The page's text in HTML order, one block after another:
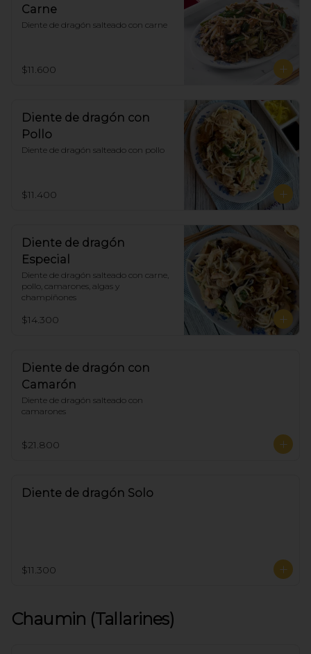
Carne
Diente de dragón salteado con carne
$11.600
Diente de dragón con
Pollo
Diente de dragón salteado con pollo
$11.400
Diente de dragón
Especial
Diente de dragón salteado con carne,
pollo, camarones, algas y
champiñones
$14.300
Diente de dragón con
Camarón
Diente de dragón salteado con
camarones
$21.800
Diente de dragón Solo
$11.300
Chaumin (Tallarines)